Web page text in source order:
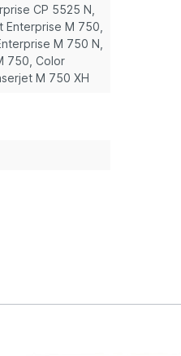
CP 5525 N
Enterprise M 750
M 750 N
750 , Color
M 750 XH